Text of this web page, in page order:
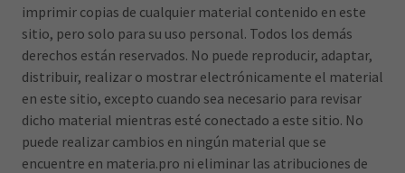
imprimir copias de cualquier material contenido en este
sitio, pero solo para su uso personal. Todos los demás
derechos están reservados. No puede reproducir, adaptar,
distribuir, realizar o mostrar electrónicamente el material
en este sitio, excepto cuando sea necesario para revisar
dicho material mientras esté conectado a este sitio. No
puede realizar cambios en ningún material que se
encuentre en materia.pro ni eliminar las atribuciones de